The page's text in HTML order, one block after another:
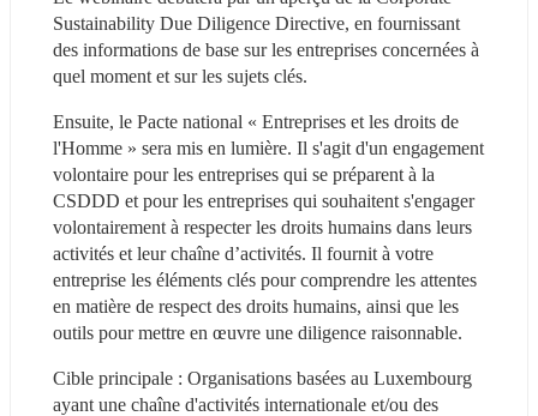
Sustainability Due Diligence Directive, en fournissant
des informations de base sur les entreprises concernées à
quel moment et sur les sujets clés.
Ensuite, le Pacte national « Entreprises et les droits de
l'Homme » sera mis en lumière. Il s'agit d'un engagement
volontaire pour les entreprises qui se préparent à la
CSDDD et pour les entreprises qui souhaitent s'engager
volontairement à respecter les droits humains dans leurs
activités et leur chaîne d’activités. Il fournit à votre
entreprise les éléments clés pour comprendre les attentes
en matière de respect des droits humains, ainsi que les
outils pour mettre en œuvre une diligence raisonnable.
Cible principale : Organisations basées au Luxembourg
ayant une chaîne d'activités internationale et/ou des